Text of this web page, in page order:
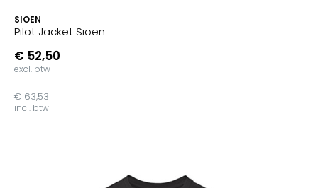
SIOEN
Pilot Jacket Sioen
€ 52,50
excl. btw
€ 63,53
incl. btw